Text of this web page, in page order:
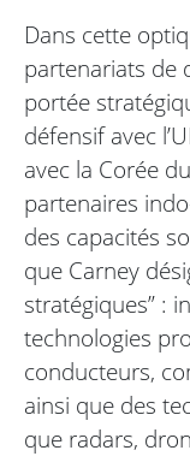
Dans cette
partenariats de
portée
défensif avec
avec la Corée
partenaires
des capacités
que Carney
stratégiques” :
technologies
conducteurs,
ainsi que des
que radars,